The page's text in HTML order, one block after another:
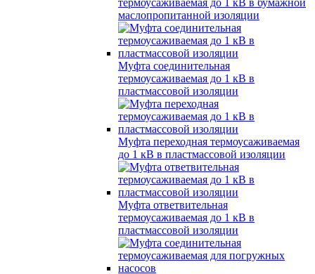
термоусаживаемая до 1 кВ в бумажной
маслопропитанной изоляции
Муфта соединительная
термоусаживаемая до 1 кВ в
пластмассовой изоляции
Муфта переходная термоусаживаемая
до 1 кВ в пластмассовой изоляции
Муфта ответвительная
термоусаживаемая до 1 кВ в
пластмассовой изоляции